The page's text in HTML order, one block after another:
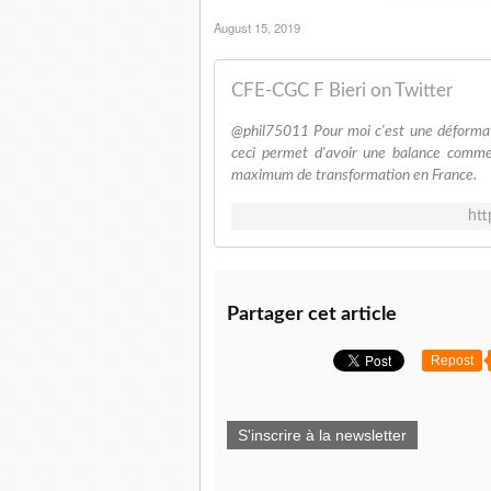
August 15, 2019
CFE-CGC F Bieri on Twitter
@phil75011 Pour moi c'est une
ceci permet d'avoir une balance
maximum de transformation en France.
Partager cet article
Repost
S'inscrire à la newsletter